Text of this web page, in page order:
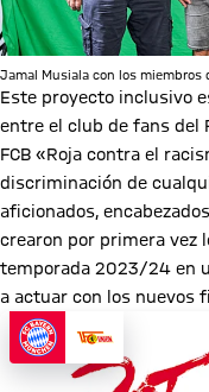
Jamal Musiala con los miembros
Este proyecto inclusivo
entre el club de fans del
FCB «Roja contra el
discriminación de
aficionados,
crearon por primera vez
temporada 2023/24 en
a actuar con los nuevos